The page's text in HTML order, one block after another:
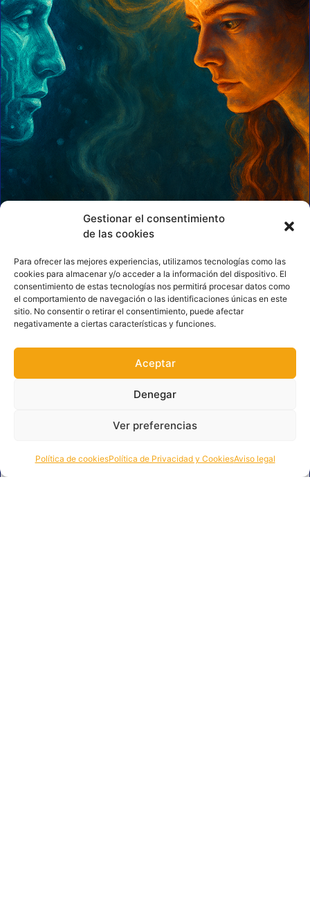
Gestionar el consentimiento
de las cookies
Para ofrecer las mejores experiencias, utilizamos tecnologías como las
cookies para almacenar y/o acceder a la información del dispositivo. El
consentimiento de estas tecnologías nos permitirá procesar datos como
el comportamiento de navegación o las identificaciones únicas en este
sitio. No consentir o retirar el consentimiento, puede afectar
negativamente a ciertas características y funciones.
Aceptar
Denegar
Ver preferencias
Política de cookiesPolítica de Privacidad y CookiesAviso legal
del bucle de validación digital